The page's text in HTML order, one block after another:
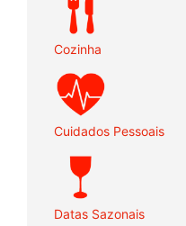
Cozinha
Cuidados Pessoais
Datas Sazonais